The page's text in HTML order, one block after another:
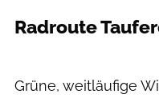
Radroute
Grüne, weitläufige